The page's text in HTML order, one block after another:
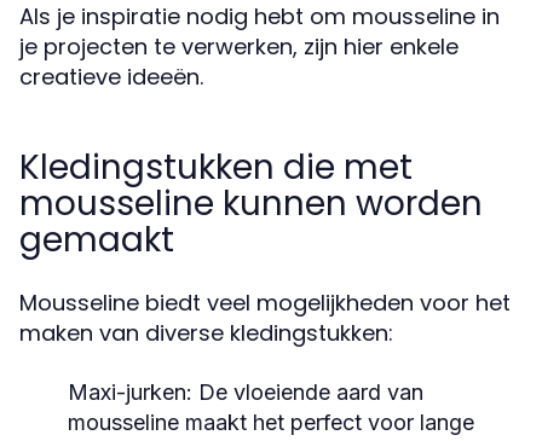
Als je inspiratie nodig hebt om mousseline in
je projecten te verwerken, zijn hier enkele
creatieve ideeën.
Kledingstukken die met
mousseline kunnen worden
gemaakt
Mousseline biedt veel mogelijkheden voor het
maken van diverse kledingstukken:
Maxi-jurken: De vloeiende aard van
mousseline maakt het perfect voor lange